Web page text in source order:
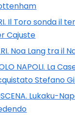
Il Toro sonda il
Cajuste
Noa Lang tra il
NAPOLI. La
Stefano
Lukaku-